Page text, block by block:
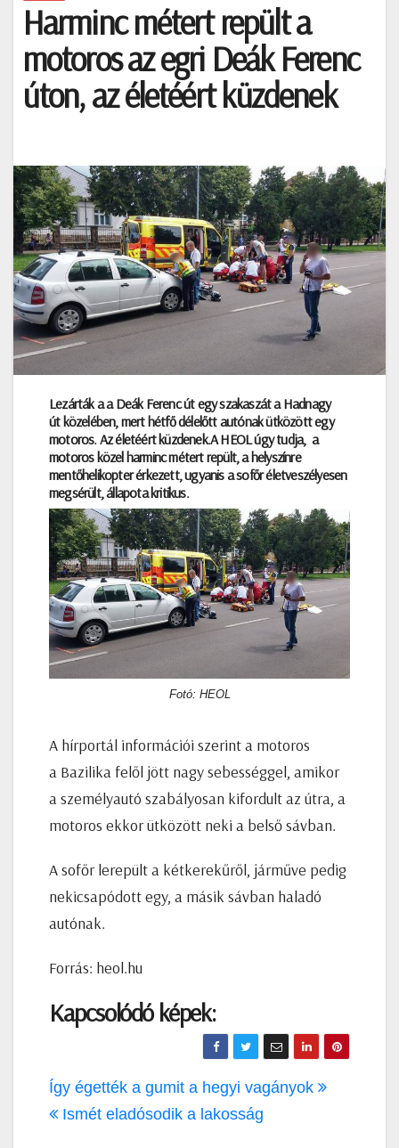
Harminc métert repült a
motoros az egri Deák Ferenc
úton, az életéért küzdenek
Lezárták a a Deák Ferenc út egy szakaszát a Hadnagy
út közelében, mert hétfő délelőtt autónak ütközött egy
motoros. Az életéért küzdenek.A HEOL úgy tudja, a
motoros közel harminc métert repült, a helyszínre
mentőhelikopter érkezett, ugyanis a sofőr életveszélyesen
megsérült, állapota kritikus.
Fotó: HEOL
A hírportál információi szerint a motoros
a Bazilika felől jött nagy sebességgel, amikor
a személyautó szabályosan kifordult az útra, a
motoros ekkor ütközött neki a belső sávban.
A sofőr lerepült a kétkerekűről, járműve pedig
nekicsapódott egy, a másik sávban haladó
autónak.
Forrás: heol.hu
Kapcsolódó képek:
Bejegyzés
navigáció
Így égették a gumit a hegyi vagányok
Ismét eladósodik a lakosság